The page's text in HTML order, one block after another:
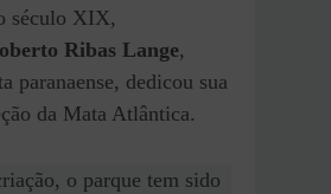
século XIX,
Ribas Lange,
paranaense, dedicou sua
da Mata Atlântica.
o parque tem sido